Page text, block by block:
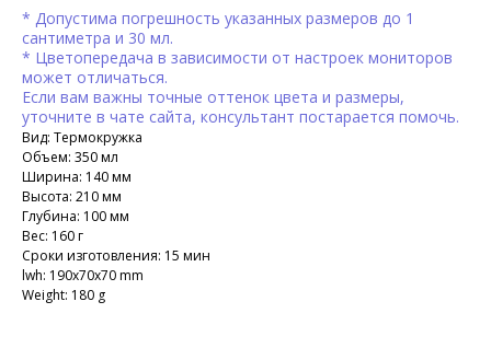
* Допустима погрешность указанных размеров до 1
сантиметра и 30 мл.
* Цветопередача в зависимости от настроек мониторов
может отличаться.
Если вам важны точные оттенок цвета и размеры,
уточните в чате сайта, консультант постарается помочь.
Вид: Термокружка
Объем: 350 мл
Ширина: 140 мм
Высота: 210 мм
Глубина: 100 мм
Вес: 160 г
Сроки изготовления: 15 мин
lwh: 190x70x70 mm
Weight: 180 g